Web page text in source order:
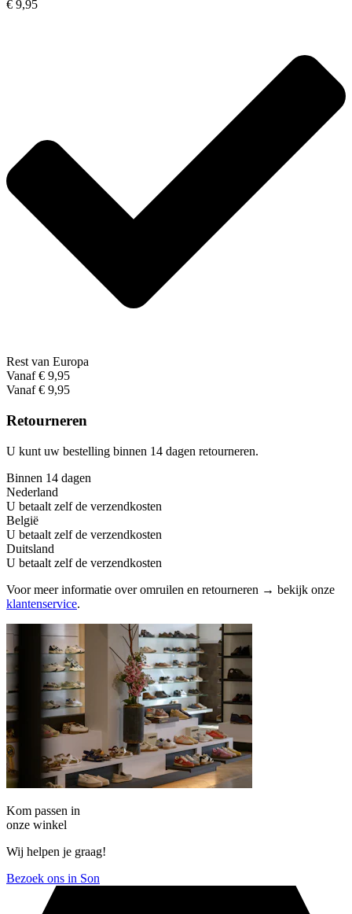
€ 9,95
Rest van Europa
Vanaf € 9,95
Vanaf € 9,95
Retourneren
U kunt uw bestelling binnen 14 dagen retourneren.
Binnen 14 dagen
Nederland
U betaalt zelf de verzendkosten
België
U betaalt zelf de verzendkosten
Duitsland
U betaalt zelf de verzendkosten
Voor meer informatie over omruilen en retourneren → bekijk onze
klantenservice.
Kom passen in
onze winkel
Wij helpen je graag!
Bezoek ons in Son